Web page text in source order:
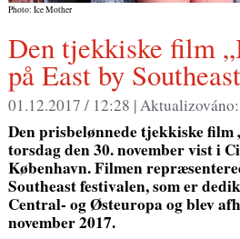
Photo: Ice Mother
Den tjekkiske film „Ice Mother“
på East by
01.12.2017 / 12:28 |Aktualizováno:
Den prisbelønnede tjekkiske film
torsdag den 30. november vist i
København. Filmen
Southeastfestivalen, som er
Central- og Østeuropa og blev
november 2017.